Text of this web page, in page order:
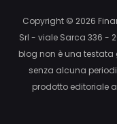
Copyright © 2026
Srl - viale Sarca 336 -
blog non è una
senza alcuna
prodotto editoriale